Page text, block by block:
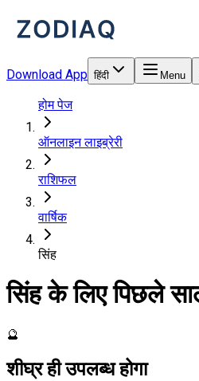
Download App हिंदी Menu
होम पेज
ऑनलाइन लाइब्रेरी
राशिफल
वार्षिक
सिंह
सिंह के लिए पिछले
🔮
शीघ्र ही उपलब्ध होगा